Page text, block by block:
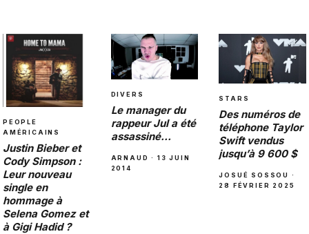
PEOPLE
AMÉRICAINS
Justin Bieber et
Cody Simpson :
Leur nouveau
single en
hommage à
Selena Gomez et
à Gigi Hadid ?
DIVERS
Le manager du
rappeur Jul a été
assassiné…
ARNAUD · 13 JUIN
2014
STARS
Des numéros de
téléphone Taylor
Swift vendus
jusqu’à 9 600 $
JOSUÉ SOSSOU ·
28 FÉVRIER 2025